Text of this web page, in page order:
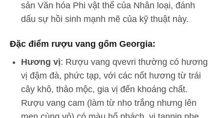
sản Văn hóa Phi vật thể của Nhân loại, đánh
dấu sự hồi sinh mạnh mẽ của kỹ thuật này.
Đặc điểm rượu vang gốm Georgia:
Hương vị: Rượu vang qvevri thường có hương
vị đậm đà, phức tạp, với các nốt hương từ trái
cây khô, thảo mộc, gia vị đến khoáng chất.
Rượu vang cam (làm từ nho trắng nhưng lên